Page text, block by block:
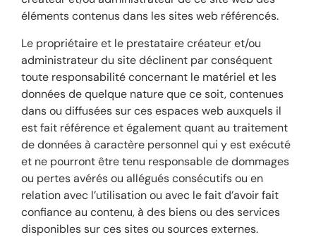
éléments contenus dans les sites web référencés.
Le propriétaire et le prestataire créateur et/ou
administrateur du site déclinent par conséquent
toute responsabilité concernant le matériel et les
données de quelque nature que ce soit, contenues
dans ou diffusées sur ces espaces web auxquels il
est fait référence et également quant au traitement
de données à caractère personnel qui y est exécuté
et ne pourront être tenu responsable de dommages
ou pertes avérés ou allégués consécutifs ou en
relation avec l’utilisation ou avec le fait d’avoir fait
confiance au contenu, à des biens ou des services
disponibles sur ces sites ou sources externes.